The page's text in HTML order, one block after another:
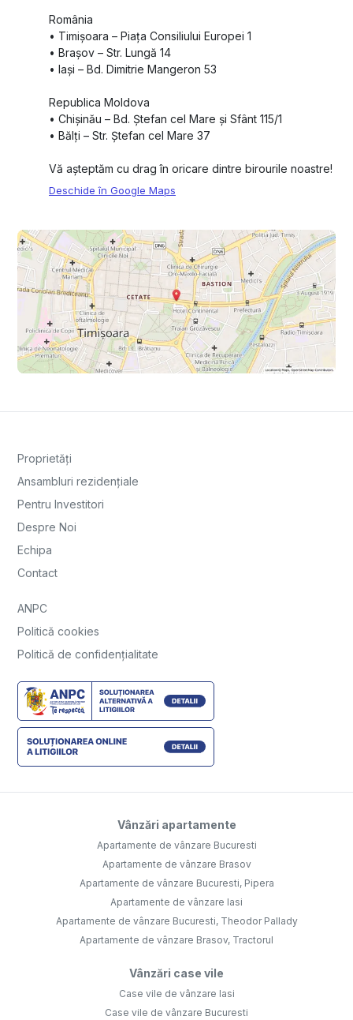
România
•⁠ ⁠Timișoara – Piața Consiliului Europei 1
•⁠ ⁠Brașov – Str. Lungă 14
•⁠ ⁠Iași – Bd. Dimitrie Mangeron 53
Republica Moldova
•⁠ ⁠Chișinău – Bd. Ștefan cel Mare și Sfânt 115/1
•⁠ ⁠Bălți – Str. Ștefan cel Mare 37
Vă așteptăm cu drag în oricare dintre birourile noastre!
Deschide în Google Maps
Proprietăți
Ansambluri rezidențiale
Pentru Investitori
Despre Noi
Echipa
Contact
ANPC
Politică cookies
Politică de confidențialitate
Vânzări apartamente
Apartamente de vânzare Bucuresti
Apartamente de vânzare Brasov
Apartamente de vânzare Bucuresti, Pipera
Apartamente de vânzare Iasi
Apartamente de vânzare Bucuresti, Theodor Pallady
Apartamente de vânzare Brasov, Tractorul
Vânzări case vile
Case vile de vânzare Iasi
Case vile de vânzare Bucuresti